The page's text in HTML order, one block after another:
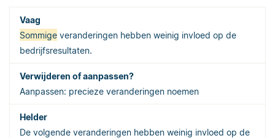
Sommige veranderingen hebben weinig invloed op de
bedrijfsresultaten.
Aanpassen: precieze veranderingen noemen
De volgende veranderingen hebben weinig invloed op de